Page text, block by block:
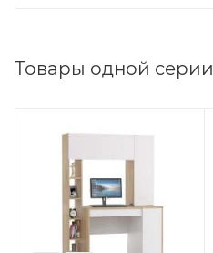
Товары одной серии